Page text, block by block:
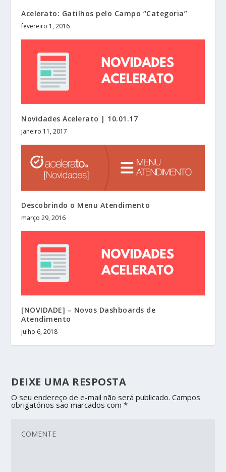
Acelerato: Gatilhos pelo Campo “Categoria”
fevereiro 1, 2016
Novidades Acelerato | 10.01.17
janeiro 11, 2017
Descobrindo o Menu Atendimento
março 29, 2016
[NOVIDADE] – Novos Dashboards de
Atendimento
julho 6, 2018
DEIXE UMA RESPOSTA
O seu endereço de e-mail não será publicado. Campos
obrigatórios são marcados com*